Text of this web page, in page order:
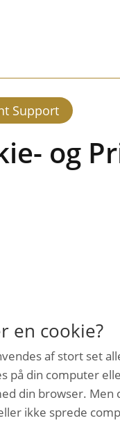
Support
og
en cookie?
af stort set
på din computer
din browser.
ikke sprede